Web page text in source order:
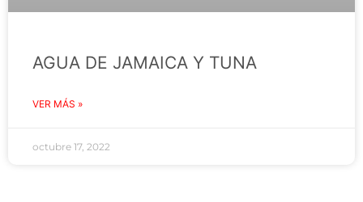
AGUA DE JAMAICA Y TUNA
VER MÁS »
octubre 17, 2022